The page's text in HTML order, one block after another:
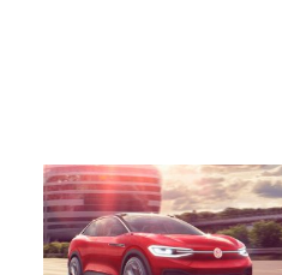
VER NOTA